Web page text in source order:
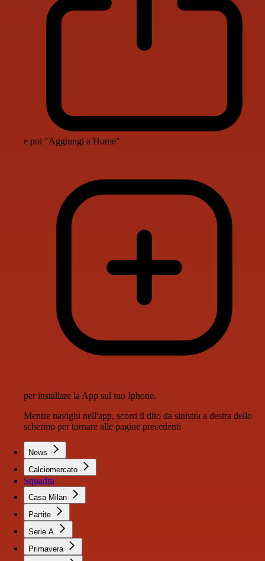
e poi "Aggiungi a Home"
per installare la App sul tuo Iphone.
Mentre navighi nell'app, scorri il dito da sinistra a destra dello
schermo per tornare alle pagine precedenti
News
Calciomercato
Squadra
Casa Milan
Partite
Serie A
Primavera